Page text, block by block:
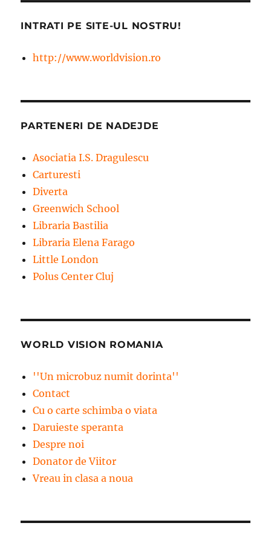
INTRATI PE SITE-UL NOSTRU!
http://www.worldvision.ro
PARTENERI DE NADEJDE
Asociatia I.S. Dragulescu
Carturesti
Diverta
Greenwich School
Libraria Bastilia
Libraria Elena Farago
Little London
Polus Center Cluj
WORLD VISION ROMANIA
''Un microbuz numit dorinta''
Contact
Cu o carte schimba o viata
Daruieste speranta
Despre noi
Donator de Viitor
Vreau in clasa a noua